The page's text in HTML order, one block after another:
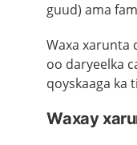
guud) ama
Waxa xarunta
oo daryeelka
qoyskaaga ka
Waxay